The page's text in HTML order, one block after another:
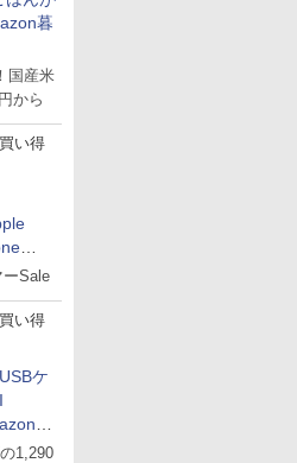
暮
国産米
から
い得
円な
Sale
い得
ケ
暮
1,290